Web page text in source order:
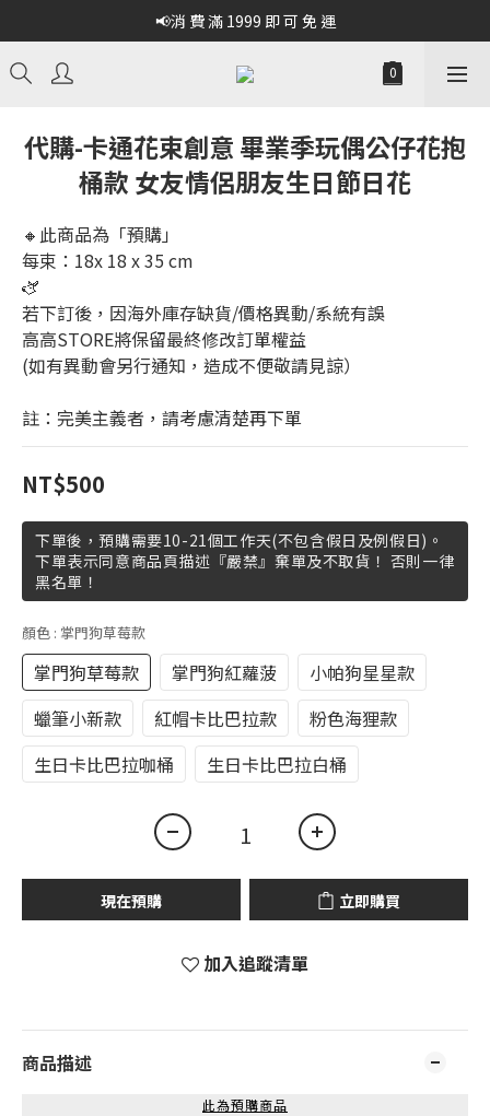
📢消 費 滿 1999 即 可 免 運
代購-卡通花束創意 畢業季玩偶公仔花抱
桶款 女友情侶朋友生日節日花
🔸此商品為「預購」
每束：18x 18 x 35 cm
🫏
若下訂後，因海外庫存缺貨/價格異動/系統有誤
高高STORE將保留最終修改訂單權益
(如有異動會另行通知，造成不便敬請見諒）
註：完美主義者，請考慮清楚再下單
NT$500
下單後，預購需要10-21個工作天(不包含假日及例假日)。
下單表示同意商品頁描述『嚴禁』棄單及不取貨！ 否則一律
黑名單！
顏色 : 掌門狗草莓款
掌門狗草莓款 掌門狗紅蘿菠
小帕狗星星款
蠟筆小新款
紅帽卡比巴拉款
粉色海狸款
生日卡比巴拉咖桶
生日卡比巴拉白桶
現在預購 立即購買
加入追蹤清單
商品描述
此為預購商品